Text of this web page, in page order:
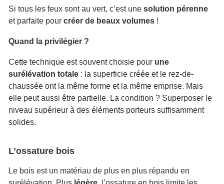
Si tous les feux sont au vert, c’est une solution pérenne
et parfaite pour créer de beaux volumes !
Quand la privilégier ?
Cette technique est souvent choisie pour une
surélévation totale : la superficie créée et le rez-de-
chaussée ont la même forme et la même emprise. Mais
elle peut aussi être partielle. La condition ? Superposer le
niveau supérieur à des éléments porteurs suffisamment
solides.
L’ossature bois
Le bois est un matériau de plus en plus répandu en